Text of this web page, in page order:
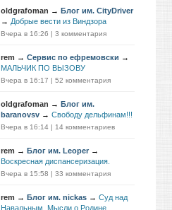
oldgrafoman → Блог им. CityDriver
→ Добрые вести из Виндзора
Вчера в 16:26 | 3 комментария
rem → Сервис по ефремовски →
МАЛЬЧИК ПО ВЫЗОВУ
Вчера в 16:17 | 52 комментария
oldgrafoman → Блог им.
baranovsv → Свободу дельфинам!!!
Вчера в 16:14 | 14 комментариев
rem → Блог им. Leoper →
Воскресная диспансеризация.
Вчера в 15:58 | 33 комментария
rem → Блог им. nickas → Суд над
Навальным. Мысли о Родине.